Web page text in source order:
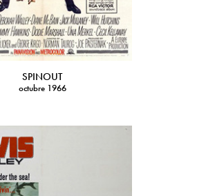
SPINOUT
octubre 1966